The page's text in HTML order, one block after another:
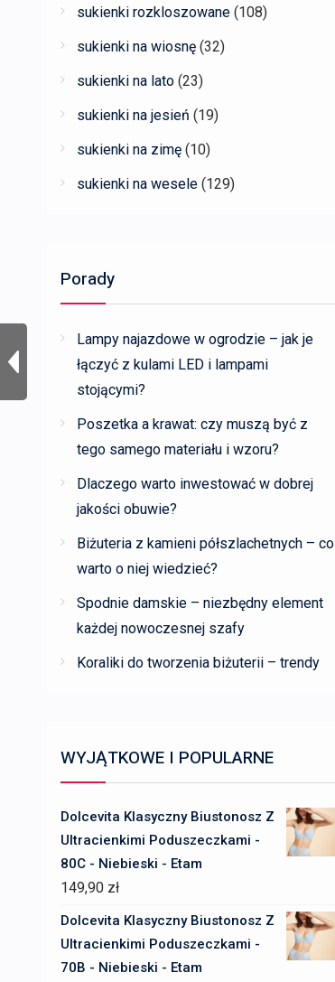
sukienki rozkloszowane (108)
sukienki na wiosnę (32)
sukienki na lato (23)
sukienki na jesień (19)
sukienki na zimę (10)
sukienki na wesele (129)
Porady
Lampy najazdowe w ogrodzie – jak je
łączyć z kulami LED i lampami
stojącymi?
Poszetka a krawat: czy muszą być z
tego samego materiału i wzoru?
Dlaczego warto inwestować w dobrej
jakości obuwie?
Biżuteria z kamieni półszlachetnych – co
warto o niej wiedzieć?
Spodnie damskie – niezbędny element
każdej nowoczesnej szafy
Koraliki do tworzenia biżuterii – trendy
WYJĄTKOWE I POPULARNE
Dolcevita Klasyczny Biustonosz Z
Ultracienkimi Poduszeczkami -
80C - Niebieski - Etam
149,90 zł
Dolcevita Klasyczny Biustonosz Z
Ultracienkimi Poduszeczkami -
70B - Niebieski - Etam